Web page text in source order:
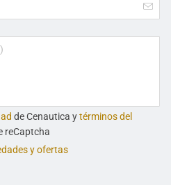
de Cenautica ytérminos del
reCaptcha
y ofertas